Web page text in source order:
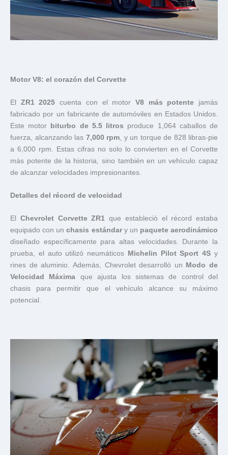
Motor V8: el corazón del Corvette
El ZR1 2025 cuenta con el motor V8 más potente jamás
fabricado por un fabricante de automóviles en Estados Unidos.
Este motor
biturbo de 5.5 litros produce 1,064 caballos de
fuerza, alcanzando las 7,000 rpm , y un torque de 828 libras-pie
a 6,000 rpm. Estas cifras no solo lo convierten en el Corvette
más potente de la historia, sino también en un vehículo capaz
de alcanzar velocidades impresionantes.
Detalles del récord de velocidad
El Chevrolet Corvette ZR1 que estableció el récord estaba
equipado con unchasis estándary un paquete aerodinámico
diseñado específicamente para altas velocidades. Durante la
prueba, el auto utilizó neumáticos Michelin Pilot Sport 4S y
rines de aluminio. Además, Chevrolet desarrolló un Modo de
Velocidad Máxima que ajusta los sistemas de control del
chasis para permitir que el vehículo alcance su máximo
potencial.